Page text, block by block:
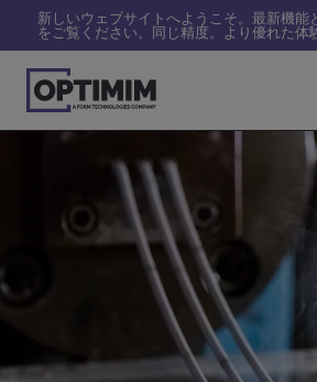
新しいウェブサイトへようこそ。最新機能
をご覧ください。同じ精度。より優れた体